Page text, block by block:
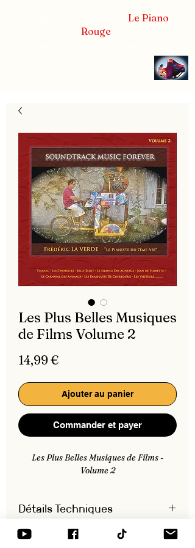
Le Piano
Rouge
Les Plus Belles Musiques
de Films Volume 2
14,99 €Prix
Ajouter au panier
Commander et payer
Les Plus Belles Musiques de Films -
Volume 2
Détails Techniques
18 Titres - Format MP3 - Durée : 53 mn